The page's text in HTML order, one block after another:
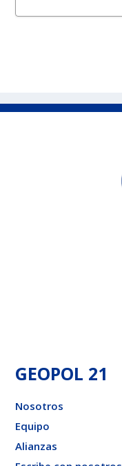
GEOPOL 21
Nosotros
Equipo
Alianzas